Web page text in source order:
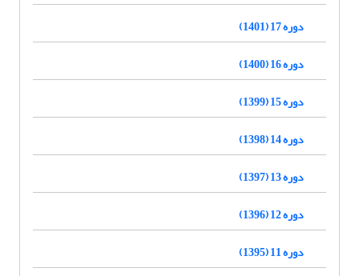
دوره 17 (1401)
دوره 16 (1400)
دوره 15 (1399)
دوره 14 (1398)
دوره 13 (1397)
دوره 12 (1396)
دوره 11 (1395)